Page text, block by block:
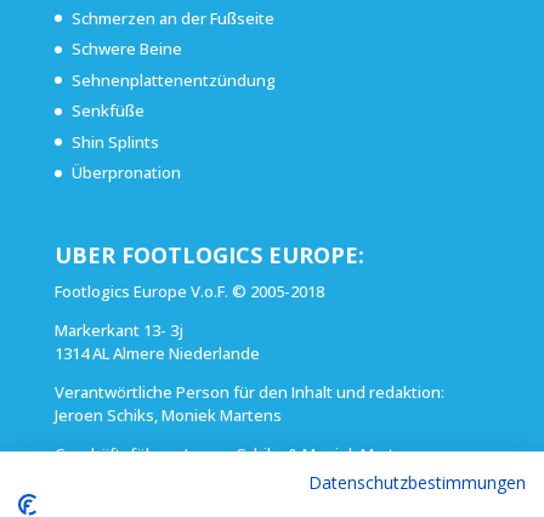
Schmerzen an der Fußseite
Schwere Beine
Sehnenplattenentzündung
Senkfüße
Shin Splints
Überpronation
UBER FOOTLOGICS EUROPE:
Footlogics Europe V.o.F. © 2005-2018
Markerkant 13- 3j
1314 AL Almere Niederlande
Verantwörtliche Person für den Inhalt und redaktion:
Jeroen Schiks, Moniek Martens
Geschäftsführer: Jeroen Schiks & Moniek Martens
Datenschutzbestimmungen